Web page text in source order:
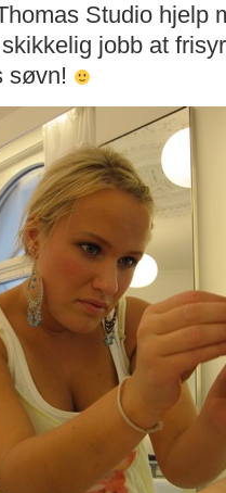
Studio hjelp
jobb at
søvn!